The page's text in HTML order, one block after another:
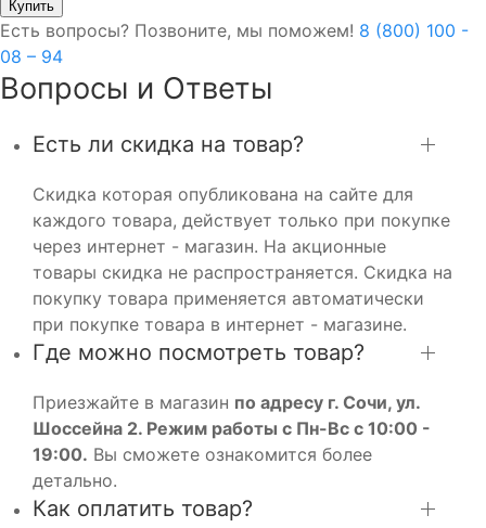
Есть вопросы? Позвоните, мы поможем! 8 (800) 100 -
08 – 94
Вопросы и Ответы
Есть ли скидка на товар?
Скидка которая опубликована на сайте для
каждого товара, действует только при покупке
через интернет - магазин. На акционные
товары скидка не распространяется. Скидка на
покупку товара применяется автоматически
при покупке товара в интернет - магазине.
Где можно посмотреть товар?
Приезжайте в магазин по адресу г. Сочи, ул.
Шоссейна 2. Режим работы с Пн-Вс с 10:00 -
19:00. Вы сможете ознакомится более
детально.
Как оплатить товар?